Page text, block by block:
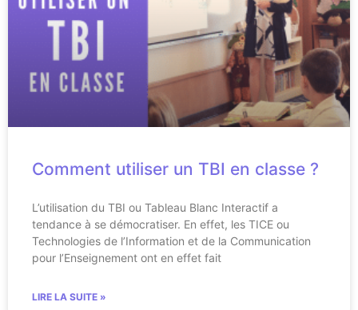
Comment utiliser un TBI en classe ?
L’utilisation du TBI ou Tableau Blanc Interactif a
tendance à se démocratiser. En effet, les TICE ou
Technologies de l’Information et de la Communication
pour l’Enseignement ont en effet fait
LIRE LA SUITE »